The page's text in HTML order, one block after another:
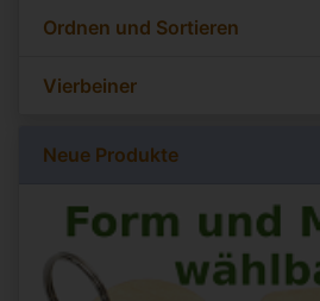
Ordnen und Sortieren
Vierbeiner
Neue Produkte